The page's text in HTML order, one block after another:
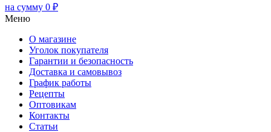
на сумму 0 ₽
Меню
О магазине
Уголок покупателя
Гарантии и безопасность
Доставка и самовывоз
График работы
Рецепты
Оптовикам
Контакты
Статьи